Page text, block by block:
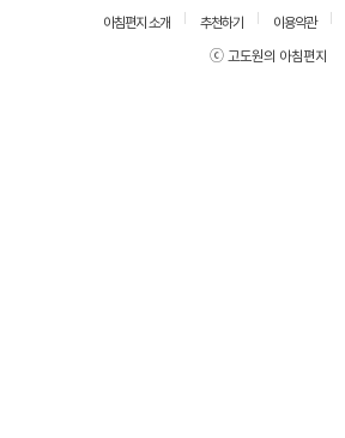
아침편지 소개 추천하기 이용약관
ⓒ 고도원의 아침편지